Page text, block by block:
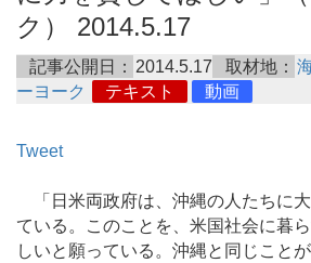
ク） 2014.5.17
記事公開日： 2014.5.17 取材地：
ーヨーク
テキスト 動画
Tweet
「日米両政府は、沖縄の人たちに
ている。このことを、米国社会に暮
しいと願っている。沖縄と同じこと